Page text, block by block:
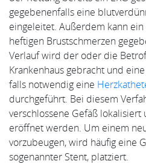
gegebenenfalls eine
eingeleitet. Außerdem kann
heftigen Brustschmerzen
Verlauf wird der oder die
Krankenhaus gebracht und
falls notwendig eine
durchgeführt. Bei diesem
verschlossene Gefäß
eröffnet werden. Um einem
vorzubeugen, wird häufig eine
sogenannter Stent, platziert.